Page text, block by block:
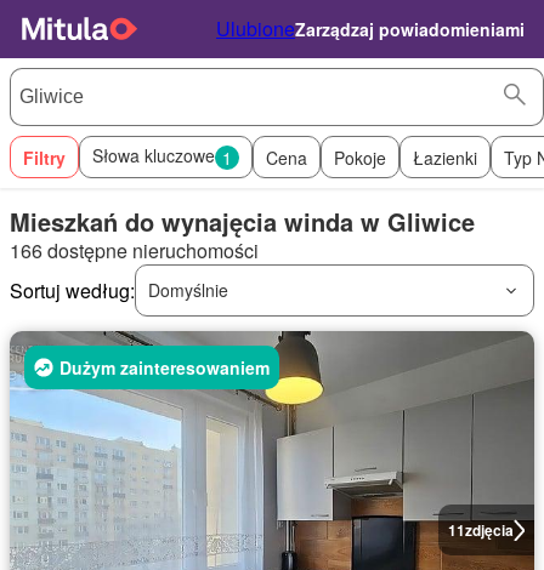
UlubioneZarządzaj powiadomieniami
Filtry Słowa kluczowe 1 Cena Pokoje Łazienki Typ
Mieszkań do wynajęcia winda w Gliwice
166 dostępne nieruchomości
Sortuj według:
Domyślnie
11zdjęcia
Dużym zainteresowaniem